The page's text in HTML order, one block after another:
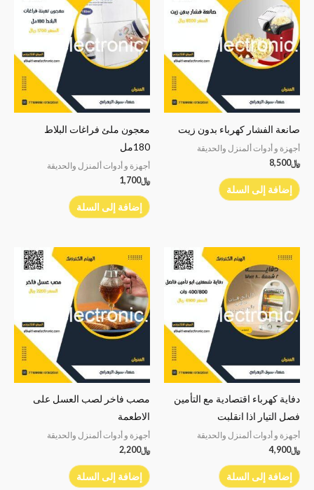
صانعة الفشار كهرباء بدون زيت
أجهزة و أدوات ألمنزل والحديقة
﷼8,500
إضافة إلى السلة
معجون ملئ فراغات البلاط
180مل
أجهزة و أدوات ألمنزل والحديقة
﷼1,700
إضافة إلى السلة
دفاية كهرباء اقتصادية مع التأمين
فصل التيار اذا انقلبت
أجهزة و أدوات ألمنزل والحديقة
﷼4,900
إضافة إلى السلة
مصب فاخر لصب العسل على
الاطعمة
أجهزة و أدوات ألمنزل والحديقة
﷼2,200
إضافة إلى السلة